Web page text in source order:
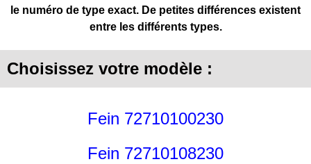
le numéro de type exact. De petites différences existent
entre les différents types.
Choisissez votre modèle :
Fein 72710100230
Fein 72710108230